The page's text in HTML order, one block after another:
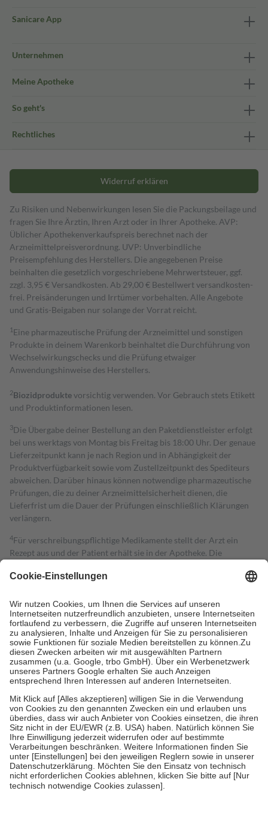
Sanicare App
Unternehmen
Meine Apotheke
So geht's
Rechtliches
Widerruf erklären
Zu Risiken und Nebenwirkungen lesen Sie die Packungsbeilage und
fragen Sie Ihre Ärztin, Ihren Arzt oder in Ihrer Apotheke. AVP:
Üblicher Apothekenverkaufspreis berechnet nach der
Arzneimittelpreisverordnung. UVP: Unverbindliche
Preisempfehlung des Herstellers. Die angegebenen Preise
beinhalten die gesetzlich vorgeschriebene Mehrwertsteuer, ggf.
zzgl. 3,95 € Versandkosten. Ab 29,00 € Bestell­wert versand­kosten­
frei. Preisänderungen und Irrtümer vorbehalten. Alle Angebote
und Gratis-Beigaben nur solange der Vorrat reicht.
1 Eine pharmazeutische Prüfung der Arzneimittel und sonstigen
Produkte in deinem Warenkorb beinhaltet die Durchführung von
Wechselwirkungschecks und die Prüfung etwaiger
Anwendungshinweise des Herstellers.
2Biozidproduktevorsichtig verwenden. Vor Gebrauch stets Etikett
und Produktinformationen lesen.
3Die Übergabe deiner Bestellung an den Paketdienstleister erfolgt
bei uns werktags von Montag bis Freitag bis 18:00 Uhr. Der genaue
Lieferzeitpunkt kann je nach Region und in Abhängigkeit der
Produktverfügbarkeit sowie vom Zustellzeitpunkt des Spediteurs
abweichen. Darüber hinaus können notwendige pharmazeutische
Prüfungen, die zu deiner Arzneimittelsicherheit dienen, die
Lieferfrist um die Dauer der Prüfungen einschließlich Klärungen
verlängern.
4Für verschreibungspflichtige Medikamente stellt der Arzt ein
Rezept aus und der Patient erhält sie in der Apotheke. Die
Kosten dafür, der Versicherte trägt einen Teil davon als Zuzahlung
Grundsätzlich leisten Mitglieder Zuzahlungen in Höhe von zehn
Prozent des Abgabepreises,mindestensjedochfünf Euround
höchstens zehn Euro.Es sind jedoch nie mehr als die tatsächlichen
Kosten der Leistung zu entrichten.
Diese Regeln gelten grundsätzlich auch für Online-Apotheken.
Bei Heilmitteln und häuslicher Krankenpflege beträgt die
Zuzahlung zehn Prozent der Kosten sowie zehn Euro je
Um das Engagement der Versicherten für ihre eigene Gesundheit zu
stärken und die besondere Stellung der Familie zu unterstützen,
fallenkeine Zuzahlungen an bei:
• Kindern und Jugendlichen bis zum vollendeten 18. Lebensjahr
mit Ausnahme der Fahrkosten
• Untersuchungen zur Vorsorge und Früherkennung, die von der
GKV getragen werden
• empfohlenen Schutzimpfungen